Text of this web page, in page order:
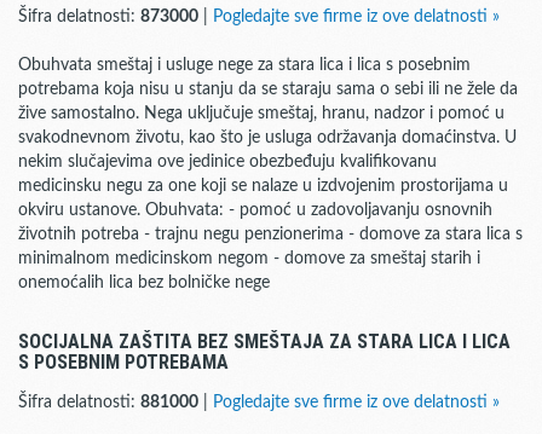
Šifra delatnosti: 873000 Pogledajte sve firme iz ove delatnosti »
Obuhvata smeštaj i usluge nege za stara lica i lica s posebnim
potrebama koja nisu u stanju da se staraju sama o sebi ili ne žele da
žive samostalno. Nega uključuje smeštaj, hranu, nadzor i pomoć u
svakodnevnom životu, kao što je usluga održavanja domaćinstva. U
nekim slučajevima ove jedinice obezbeđuju kvalifikovanu
medicinsku negu za one koji se nalaze u izdvojenim prostorijama u
okviru ustanove. Obuhvata: - pomoć u zadovoljavanju osnovnih
životnih potreba - trajnu negu penzionerima - domove za stara lica s
minimalnom medicinskom negom - domove za smeštaj starih i
onemoćalih lica bez bolničke nege
SOCIJALNA ZAŠTITA BEZ SMEŠTAJA ZA STARA LICA I LICA
S POSEBNIM POTREBAMA
Šifra delatnosti: 881000 Pogledajte sve firme iz ove delatnosti »